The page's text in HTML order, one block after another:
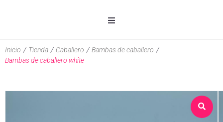
Inicio
Inicio / Tienda / Caballero / Bambas de caballero /
Bambas de caballero white